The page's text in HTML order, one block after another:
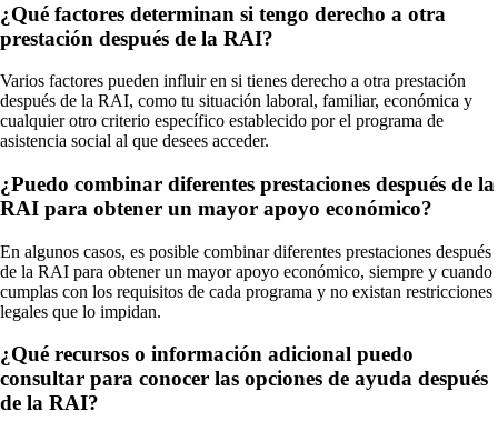
¿Qué factores determinan si tengo derecho a otra
prestación después de la RAI?
Varios factores pueden influir en si tienes derecho a otra prestación
después de la RAI, como tu situación laboral, familiar, económica y
cualquier otro criterio específico establecido por el programa de
asistencia social al que desees acceder.
¿Puedo combinar diferentes prestaciones después de la
RAI para obtener un mayor apoyo económico?
En algunos casos, es posible combinar diferentes prestaciones después
de la RAI para obtener un mayor apoyo económico, siempre y cuando
cumplas con los requisitos de cada programa y no existan restricciones
legales que lo impidan.
¿Qué recursos o información adicional puedo
consultar para conocer las opciones de ayuda después
de la RAI?